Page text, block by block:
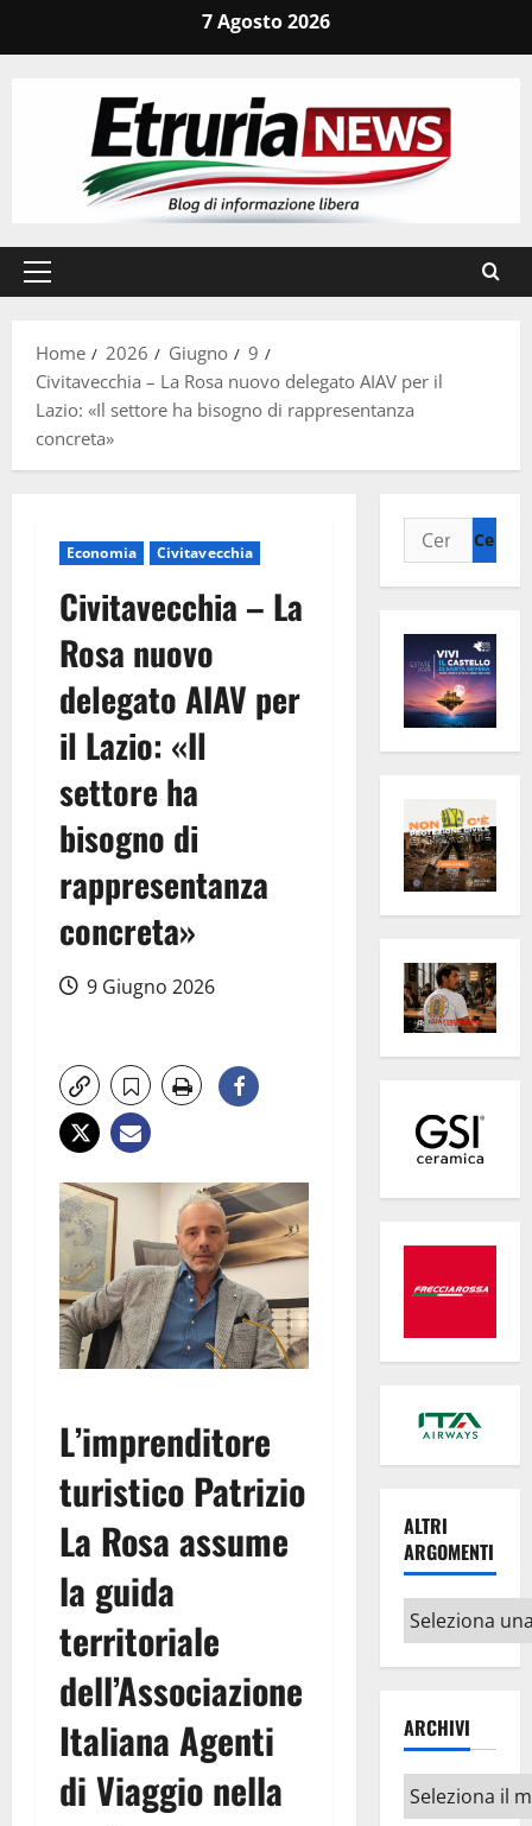
7 Agosto 2026
Menu
Home
2026 Giugno
9
Civitavecchia – La Rosa nuovo delegato AIAV per il
Lazio: «Il settore ha bisogno di rappresentanza
concreta»
Economia Civitavecchia
Civitavecchia – La
Rosa nuovo
delegato AIAV per
il Lazio: «Il
settore ha
bisogno di
rappresentanza
concreta»
9 Giugno 2026
L’imprenditore
turistico Patrizio
La Rosa assume
la guida
territoriale
dell’Associazione
Italiana Agenti
di Viaggio nella
Ricerca
per:
ALTRI
ARGOMENTI
Altri
argomenti
ARCHIVI
Archivi